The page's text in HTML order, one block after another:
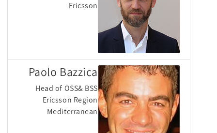
Ericsson
Paolo Bazzica
Head of OSS& BSS
Ericsson Region
Mediterranean